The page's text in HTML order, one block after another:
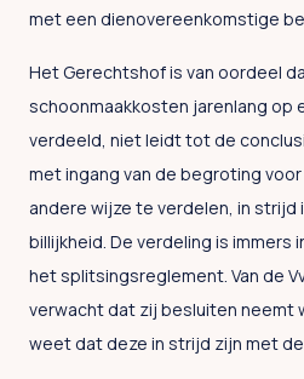
met een dienovereenkomstige
Het Gerechtshof is van oordeel
schoonmaakkosten jarenlang op
verdeeld, niet leidt tot de
met ingang van de begroting
andere wijze te verdelen, in strijd
billijkheid. De verdeling is immers
het splitsingsreglement. Van de
verwacht dat zij besluiten neemt
weet dat deze in strijd zijn met